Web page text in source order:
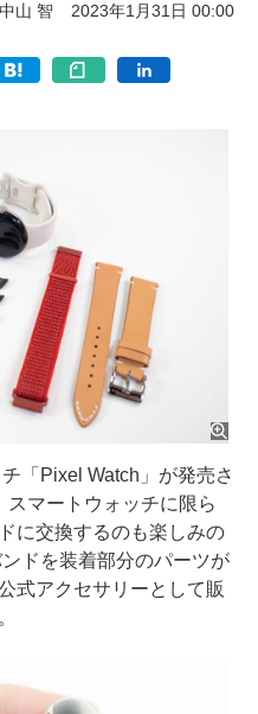
中山 智 2023年1月31日 00:00
「Pixel Watch」が発売さ
マートウォッチに限ら
に交換するのも楽しみの
ドを装着部分のパーツが
式アクセサリーとして販